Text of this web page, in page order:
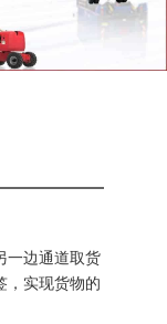
一边通道取货
，实现货物的